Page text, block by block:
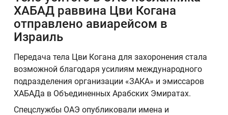
ХАБАД раввина Цви Когана
отправлено авиарейсом в
Израиль
Передача тела Цви Когана для захоронения стала
возможной благодаря усилиям международного
подразделения организации «ЗАКА» и эмиссаров
ХАБАДа в Объединенных Арабских Эмиратах.
Спецслужбы ОАЭ опубликовали имена и